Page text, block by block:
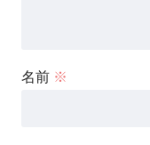
名前 ※